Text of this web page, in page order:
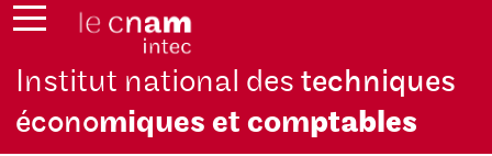
Institut national destechniques
économiques et comptables